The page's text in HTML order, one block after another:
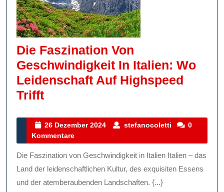
Die Faszination Von
Geschwindigkeit In Italien: Wo
Leidenschaft Auf Highspeed
TrifftDie
Von
Geschwindigkeit
In
Italien:
Wo
26 Dezember 2024
26
2024
stefanocoletti stefanocoletti
0
Kommentare
Die Faszination von Geschwindigkeit in Italien Italien – das
Land der leidenschaftlichen Kultur, des exquisiten Essens
und der atemberaubenden Landschaften. {...}